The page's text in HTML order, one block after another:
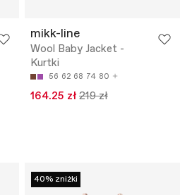
mikk-line
Wool Baby Jacket -
Kurtki
56 62 68 74 80
164.25 zł 219 zł
40% zniżki